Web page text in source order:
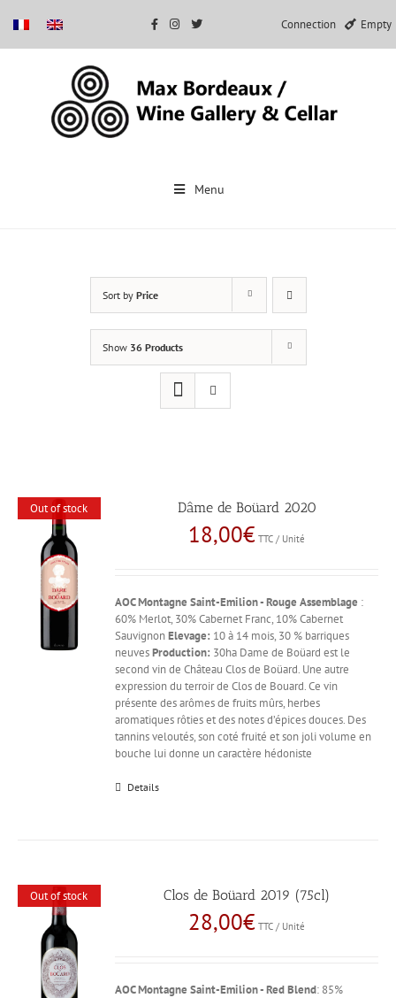
Connection Empty
Menu
Sort by Price
Show 36 Products
Out of stock Dâme de Boüard 2020
18,00€ TTC / Unité
AOC Montagne Saint-Emilion - Rouge Assemblage :
60% Merlot, 30% Cabernet Franc, 10% Cabernet
SauvignonElevage: 10 à 14 mois, 30 % barriques
neuvesProduction: 30ha Dame de Boüard est le
second vin de Château Clos de Boüard. Une autre
expression du terroir de Clos de Bouard. Ce vin
présente des arômes de fruits mûrs, herbes
aromatiques rôties et des notes d’épices douces. Des
tannins veloutés, son coté fruité et son joli volume en
bouche lui donne un caractère hédoniste
Details
Out of stock Clos de Boüard 2019 (75cl)
28,00€ TTC / Unité
AOC Montagne Saint-Emilion - RedBlend: 85%